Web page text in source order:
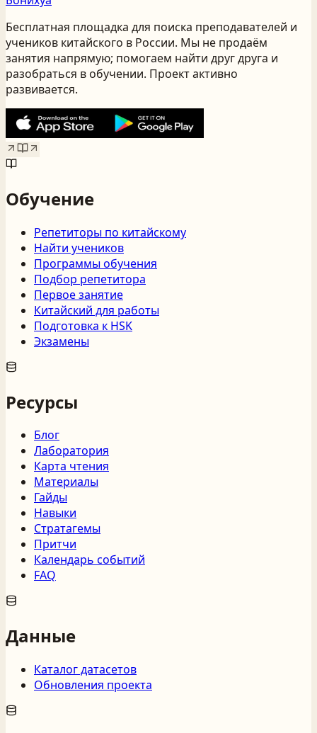
Бесплатная площадка для поиска преподавателей и
учеников китайского в России. Мы не продаём
занятия напрямую; помогаем найти друг друга и
разобраться в обучении. Проект активно
развивается.
Обучение
Репетиторы по китайскому
Найти учеников
Программы обучения
Подбор репетитора
Первое занятие
Китайский для работы
Подготовка к HSK
Экзамены
Ресурсы
Блог
Лаборатория
Карта чтения
Материалы
Гайды
Навыки
Стратагемы
Притчи
Календарь событий
FAQ
Данные
Каталог датасетов
Обновления проекта